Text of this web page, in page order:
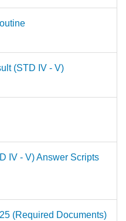
(STD IV - V)
IV - V) Answer Scripts
(Required Documents)